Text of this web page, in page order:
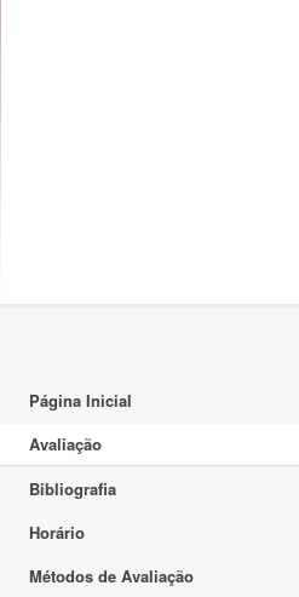
Página Inicial
Avaliação
Bibliografia
Horário
Métodos de Avaliação